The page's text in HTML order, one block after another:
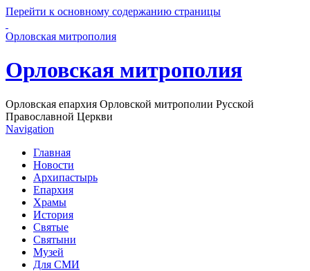
Перейти к основному содержанию страницы
Орловская митрополия
Орловская митрополия
Орловская епархия Орловской митрополии Русской
Православной Церкви
Navigation
Главная
Новости
Архипастырь
Епархия
Храмы
История
Святые
Святыни
Музей
Для СМИ